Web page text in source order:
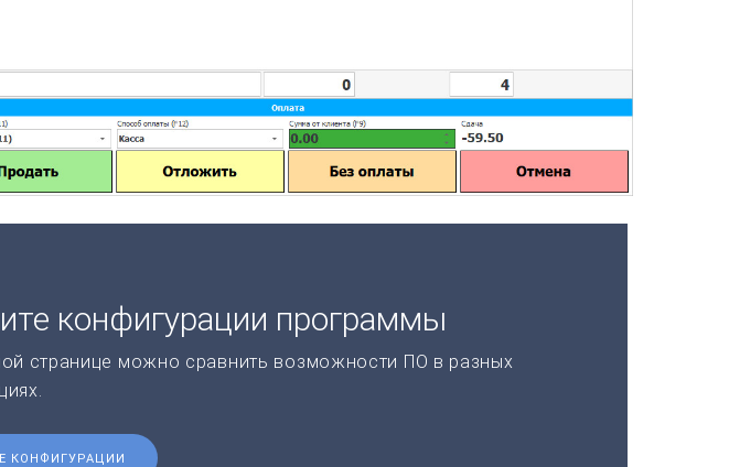
конфигурации программы
странице можно сравнить возможности ПО в разных
КОНФИГУРАЦИИ